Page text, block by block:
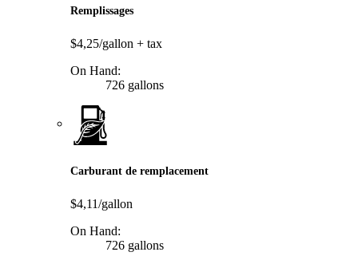
Remplissages
$4,25/gallon + tax
On Hand:
726 gallons
Carburant de remplacement
$4,11/gallon
On Hand:
726 gallons